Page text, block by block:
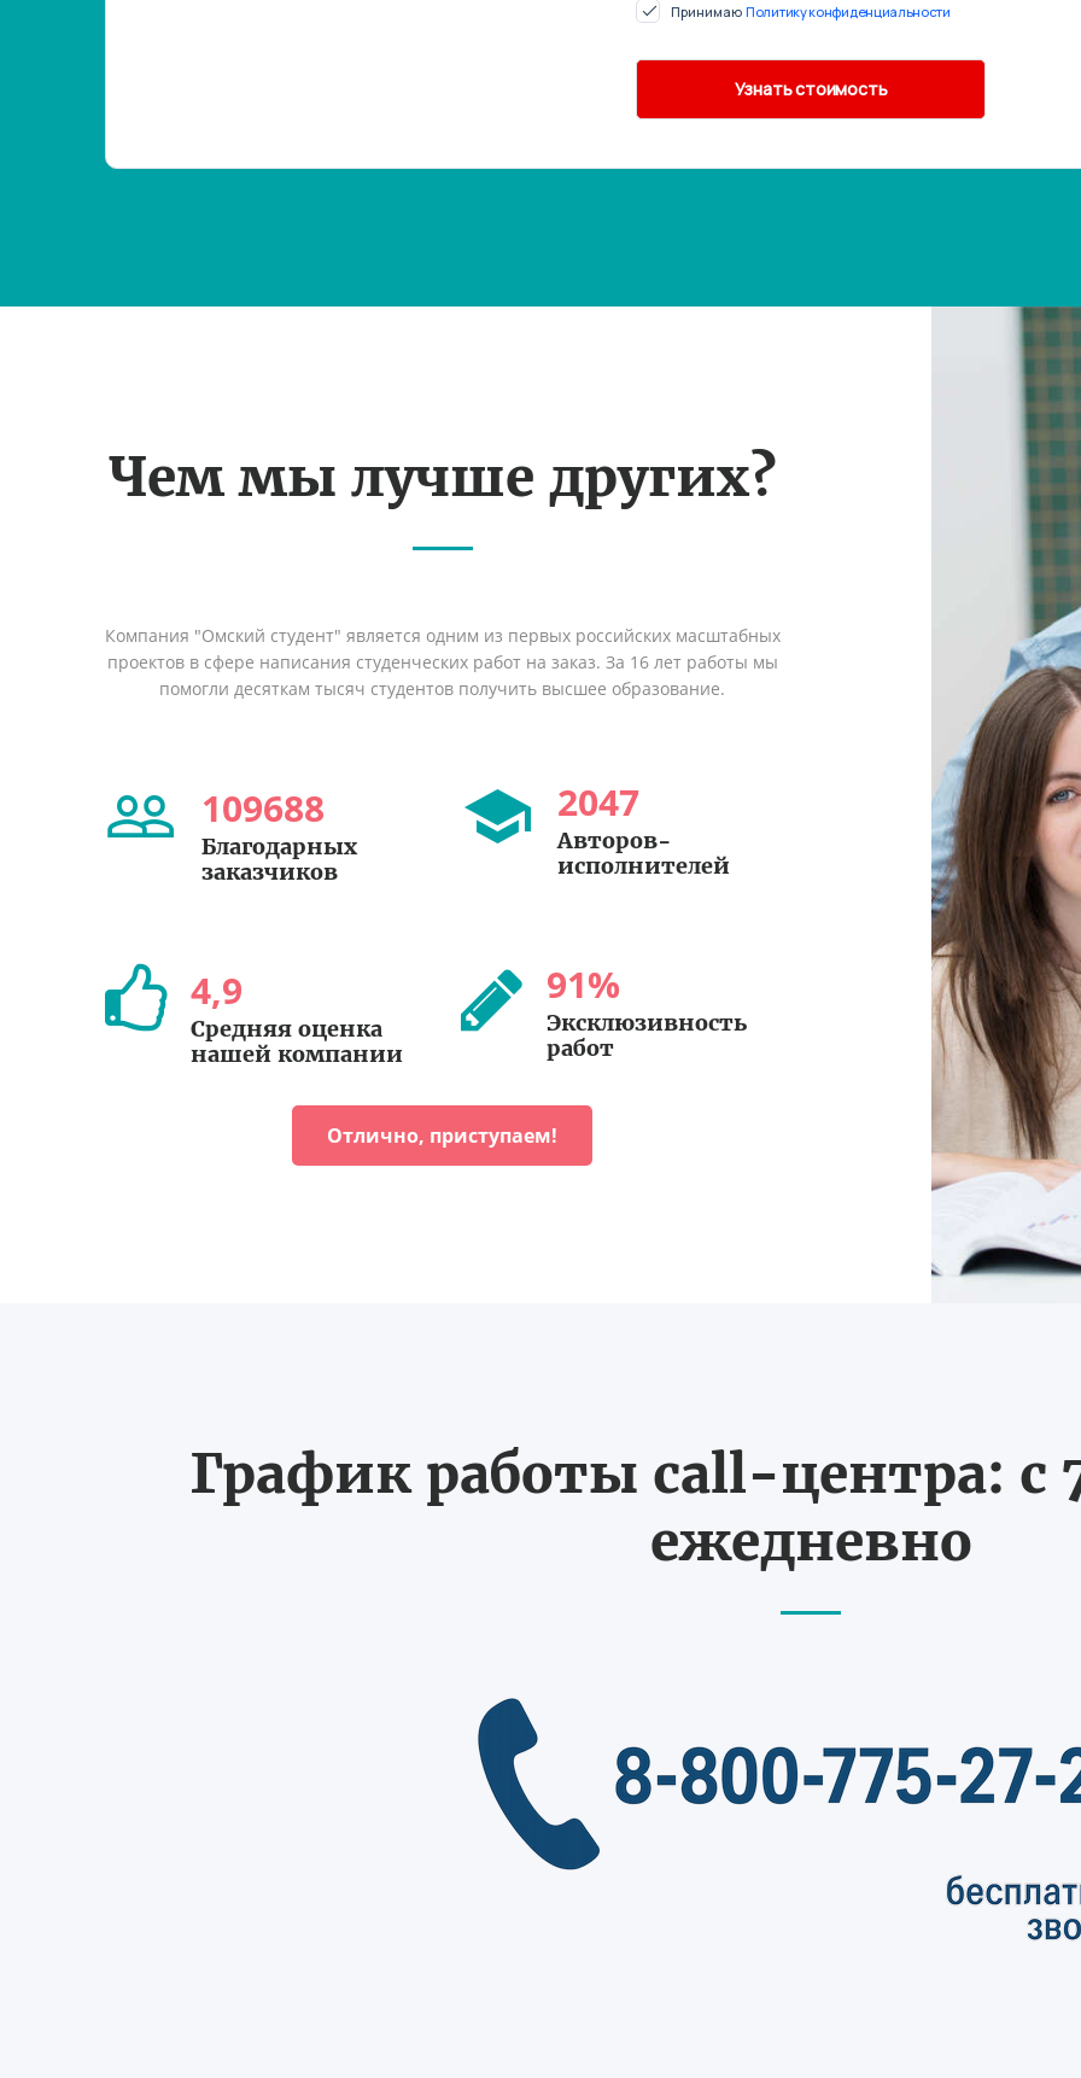
Принимаю Политику конфиденциальности
Чем мы лучше других?
Компания "Омский студент" является одним из первых российских масштабных
проектов в сфере написания студенческих работ на заказ. За 16 лет работы мы
помогли десяткам тысяч студентов получить высшее образование.
109688
Благодарных
заказчиков
2047
Авторов-
исполнителей
4,9
Средняя оценка
нашей компании
91%
Эксклюзивность
работ
Отлично, приступаем!
График работы call-центра: с
ежедневно